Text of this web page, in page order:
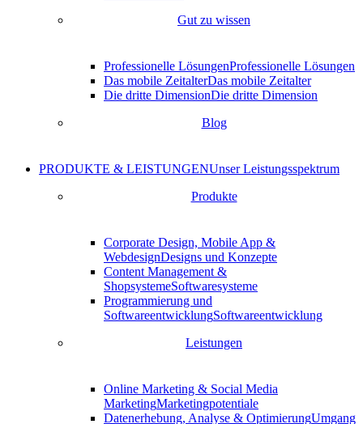
Gut zu wissen
Professionelle LösungenProfessionelle Lösungen
Das mobile ZeitalterDas mobile Zeitalter
Die dritte DimensionDie dritte Dimension
Blog
PRODUKTE & LEISTUNGENUnser Leistungsspektrum
Produkte
Corporate Design, Mobile App &
WebdesignDesigns und Konzepte
Content Management &
ShopsystemeSoftwaresysteme
Programmierung und
SoftwareentwicklungSoftwareentwicklung
Leistungen
Online Marketing & Social Media
MarketingMarketingpotentiale
Datenerhebung, Analyse & OptimierungUmgang